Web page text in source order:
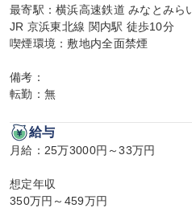
最寄駅：横浜高速鉄道 みなとみら
JR 京浜東北線 関内駅 徒歩10分
喫煙環境：敷地内全面禁煙
備考：
転勤：無
給与
月給：25万3000円～33万円
想定年収
350万円～459万円